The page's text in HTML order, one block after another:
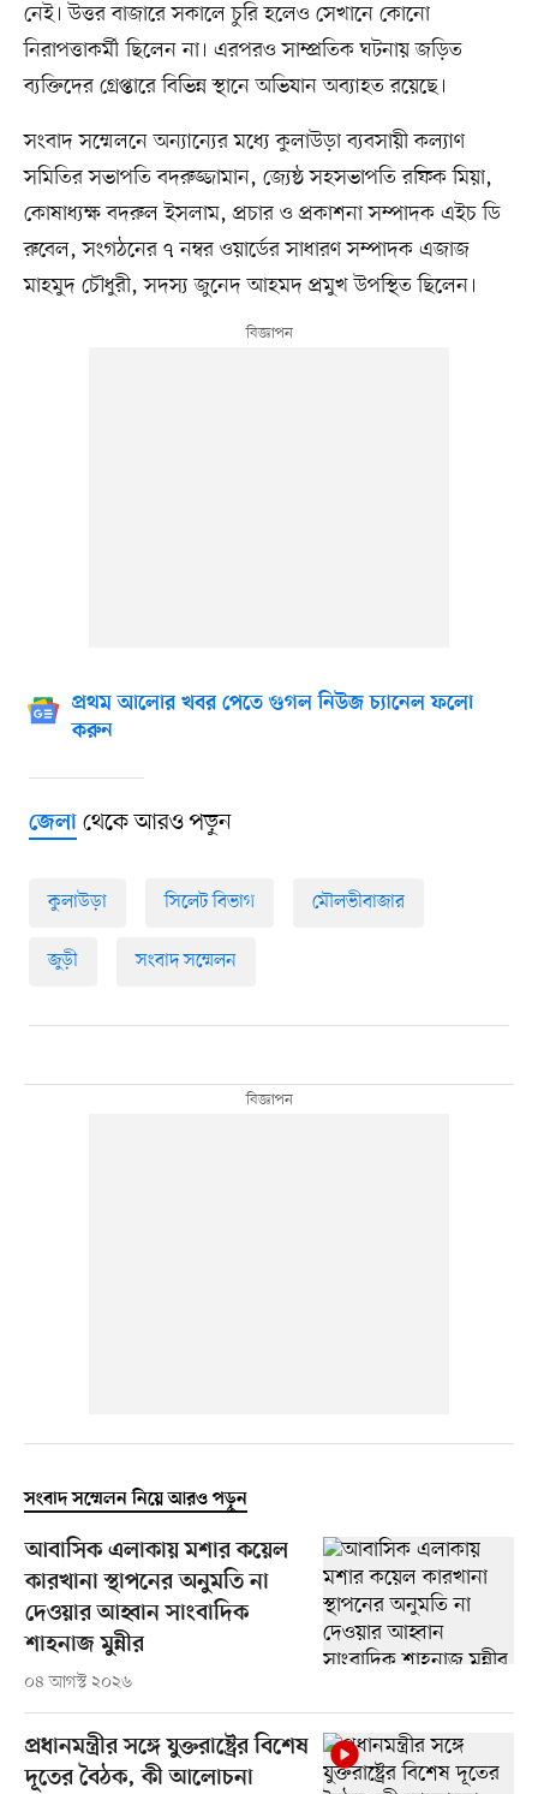
নেই। উত্তর বাজারে সকালে চুরি হলেও সেখানে কোনো
নিরাপত্তাকর্মী ছিলেন না। এরপরও সাম্প্রতিক ঘটনায় জড়িত
ব্যক্তিদের গ্রেপ্তারে বিভিন্ন স্থানে অভিযান অব্যাহত রয়েছে।
সংবাদ সম্মেলনে অন্যান্যের মধ্যে কুলাউড়া ব্যবসায়ী কল্যাণ
সমিতির সভাপতি বদরুজ্জামান, জ্যেষ্ঠ সহসভাপতি রফিক মিয়া,
কোষাধ্যক্ষ বদরুল ইসলাম, প্রচার ও প্রকাশনা সম্পাদক এইচ ডি
রুবেল, সংগঠনের ৭ নম্বর ওয়ার্ডের সাধারণ সম্পাদক এজাজ
মাহমুদ চৌধুরী, সদস্য জুনেদ আহমদ প্রমুখ উপস্থিত ছিলেন।
প্রথম আলোর খবর পেতে গুগল নিউজ চ্যানেল ফলো
করুন
জেলাথেকে আরও পড়ুন
কুলাউড়া সিলেট বিভাগ মৌলভীবাজার
জুড়ী সংবাদ সম্মেলন
সংবাদ সম্মেলন নিয়ে আরও পড়ুন
আবাসিক এলাকায় মশার কয়েল
কারখানা স্থাপনের অনুমতি না
দেওয়ার আহ্বান সাংবাদিক
শাহনাজ মুন্নীর
০৪ আগস্ট ২০২৬
প্রধানমন্ত্রীর সঙ্গে যুক্তরাষ্ট্রের বিশেষ
দূতের বৈঠক, কী আলোচনা